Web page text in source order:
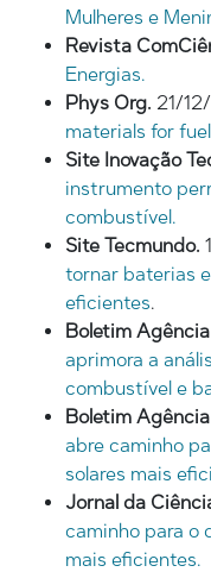
Mulheres e
Revista
Energias.
Phys Org. 21/
materials for
Site Inovação
instrumento
combustível.
Site Tecmundo.
tornar baterias
eficientes.
Boletim
aprimora a
combustível e
Boletim
abre caminho
solares mais
Jornal da
caminho para o
mais eficientes.